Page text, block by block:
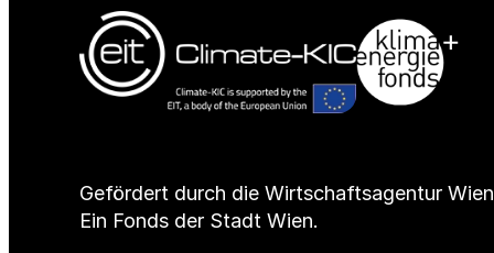
d
)
Gefördert durch die Wirtschaftsagentur
Ein Fonds der Stadt Wien.